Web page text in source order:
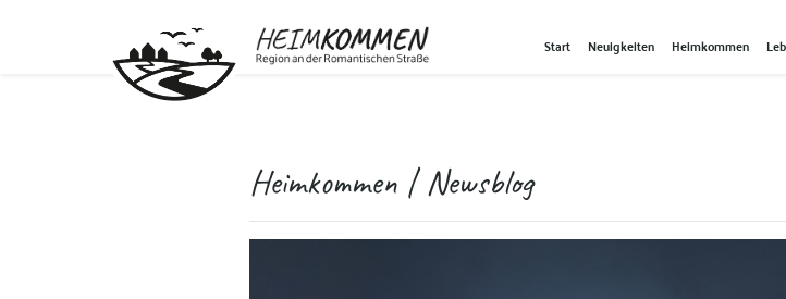
Start Neuigkeiten Heimkommen
Heimkommen | Newsblog